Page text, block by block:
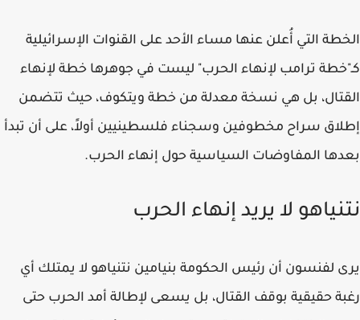
الخطة التي أُعلن عنها مساء الأحد على القنوات الإسرائيلية
كـ"خطة ترامب لإنهاء الحرب" ليست في جوهرها خطة لإنهاء
القتال، بل هي نسخة معدلة من خطة ويتكوف، حيث تتضمن
إطلاق سراح مخطوفين وسجناء فلسطينيين أولاً، على أن تبدأ
بعدها المفاوضات السياسية حول إنهاء الحرب.
نتنياهو لا يريد إنهاء الحرب
يرى لفنسون أن رئيس الحكومة بنيامين نتنياهو لا يمتلك أي
رغبة حقيقية بوقف القتال، بل يسعى لإطالة أمد الحرب حتى